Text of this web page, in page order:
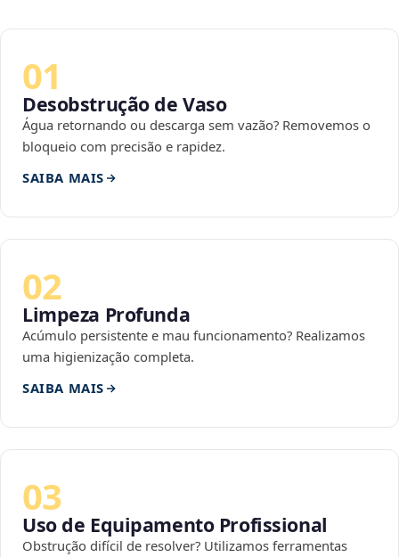
01
Desobstrução de Vaso
Água retornando ou descarga sem vazão? Removemos o
bloqueio com precisão e rapidez.
SAIBA MAIS
02
Limpeza Profunda
Acúmulo persistente e mau funcionamento? Realizamos
uma higienização completa.
SAIBA MAIS
03
Uso de Equipamento Profissional
Obstrução difícil de resolver? Utilizamos ferramentas